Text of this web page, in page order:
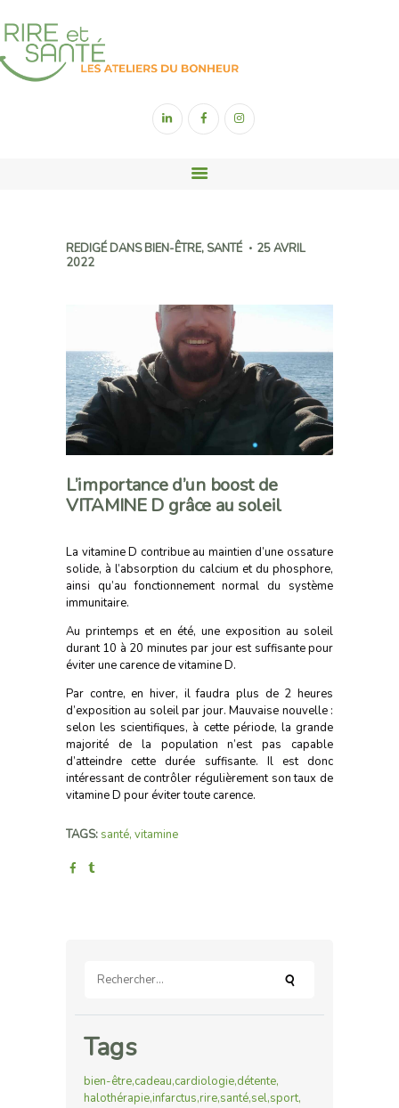
SONOTHÉRAPIE
RIGOLOGIE
REDIGÉ DANS BIEN-ÊTRE, SANTÉ
25 AVRIL
2022
L’importance d’un boost de
VITAMINE D grâce au soleil
La vitamine D contribue au maintien d’une ossature
solide, à l’absorption du calcium et du phosphore,
ainsi qu’au fonctionnement normal du système
immunitaire.
Au printemps et en été, une exposition au soleil
durant 10 à 20 minutes par jour est suffisante pour
éviter une carence de vitamine D.
Par contre, en hiver, il faudra plus de 2 heures
d’exposition au soleil par jour. Mauvaise nouvelle :
selon les scientifiques, à cette période, la grande
majorité de la population n’est pas capable
d’atteindre cette durée suffisante. Il est donc
intéressant de contrôler régulièrement son taux de
vitamine D pour éviter toute carence.
TAGS: santé, vitamine
Tags
bien-être cadeau cardiologie détente
halothérapieinfarctus rire santé sel sport